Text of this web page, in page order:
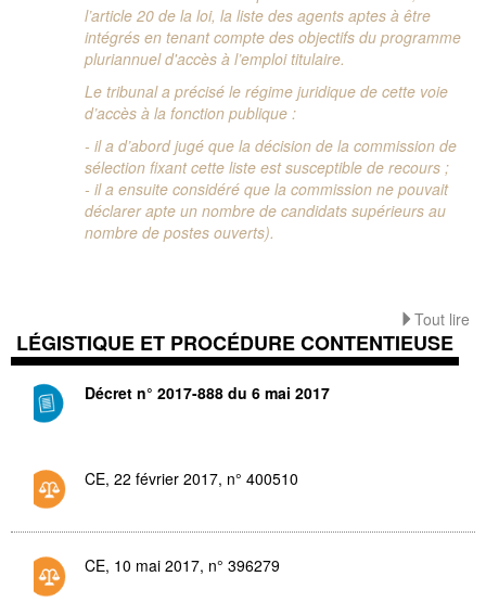
l’article 20 de la loi, la liste des agents aptes à être
intégrés en tenant compte des objectifs du programme
pluriannuel d'accès à l’emploi titulaire.
Le tribunal a précisé le régime juridique de cette voie
d’accès à la fonction publique :
- il a d’abord jugé que la décision de la commission de
sélection fixant cette liste est susceptible de recours ;
- il a ensuite considéré que la commission ne pouvait
déclarer apte un nombre de candidats supérieurs au
nombre de postes ouverts).
Tout lire
LÉGISTIQUE ET PROCÉDURE CONTENTIEUSE
Décret n° 2017-888 du 6 mai 2017
CE, 22 février 2017, n° 400510
CE, 10 mai 2017, n° 396279